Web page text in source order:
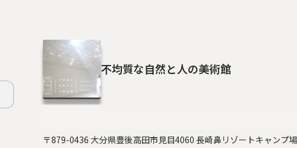
不均質な自然と人の美術館
〒879-0436 大分県豊後高田市見目4060 長崎鼻リゾートキャンプ